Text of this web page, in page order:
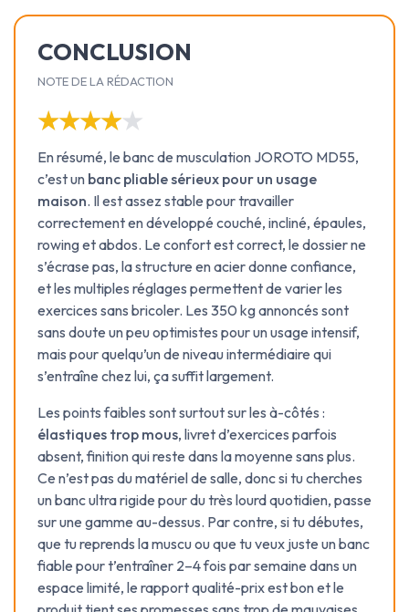
CONCLUSION
NOTE DE LA RÉDACTION
★★★★★
★★★★★
En résumé, le banc de musculation JOROTO MD55,
c’est un banc pliable sérieux pour un usage
maison. Il est assez stable pour travailler
correctement en développé couché, incliné, épaules,
rowing et abdos. Le confort est correct, le dossier ne
s’écrase pas, la structure en acier donne confiance,
et les multiples réglages permettent de varier les
exercices sans bricoler. Les 350 kg annoncés sont
sans doute un peu optimistes pour un usage intensif,
mais pour quelqu’un de niveau intermédiaire qui
s’entraîne chez lui, ça suffit largement.
Les points faibles sont surtout sur les à-côtés :
élastiques trop mous, livret d’exercices parfois
absent, finition qui reste dans la moyenne sans plus.
Ce n’est pas du matériel de salle, donc si tu cherches
un banc ultra rigide pour du très lourd quotidien, passe
sur une gamme au-dessus. Par contre, si tu débutes,
que tu reprends la muscu ou que tu veux juste un banc
fiable pour t’entraîner 2–4 fois par semaine dans un
espace limité, le rapport qualité-prix est bon et le